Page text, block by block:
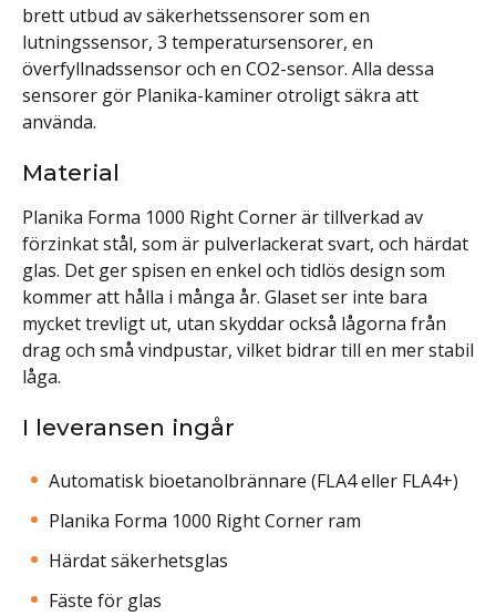
brett utbud av säkerhetssensorer som en
lutningssensor, 3 temperatursensorer, en
överfyllnadssensor och en CO2-sensor. Alla dessa
sensorer gör Planika-kaminer otroligt säkra att
använda.
Material
Planika Forma 1000 Right Corner är tillverkad av
förzinkat stål, som är pulverlackerat svart, och härdat
glas. Det ger spisen en enkel och tidlös design som
kommer att hålla i många år. Glaset ser inte bara
mycket trevligt ut, utan skyddar också lågorna från
drag och små vindpustar, vilket bidrar till en mer stabil
låga.
I leveransen ingår
Automatisk bioetanolbrännare (FLA4 eller FLA4+)
Planika Forma 1000 Right Corner ram
Härdat säkerhetsglas
Fäste för glas